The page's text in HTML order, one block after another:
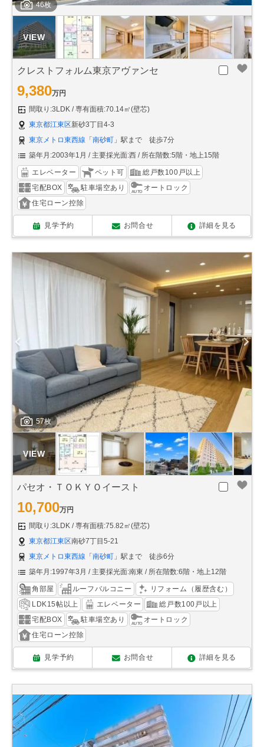
46枚
クレストフォルム東京アヴァンセ
9,380万円
間取り:3LDK
専有面積:70.14㎡(壁芯)
東京都江東区新砂3丁目4-3
東京メトロ東西線 「 南砂町 」駅まで 徒歩7分
築年月:2003年1月
主要採光面:西 所在階数:5階・地上15階
エレベーター ペット可
総戸数100戸以上
宅配BOX
駐車場空あり
オートロック
住宅ローン控除
見学予約 お問合せ 詳細を見る
57枚
パセオ・ＴＯＫＹＯイースト
10,700万円
間取り:3LDK
専有面積:75.82㎡(壁芯)
東京都江東区南砂7丁目5-21
東京メトロ東西線 「 南砂町 」駅まで 徒歩6分
築年月:1997年3月
主要採光面:南東 所在階数:6階・地上12階
角部屋 ルーフバルコニー
リフォーム（履歴含む）
LDK15帖以上
エレベーター
総戸数100戸以上
宅配BOX
駐車場空あり
オートロック
住宅ローン控除
見学予約 お問合せ 詳細を見る